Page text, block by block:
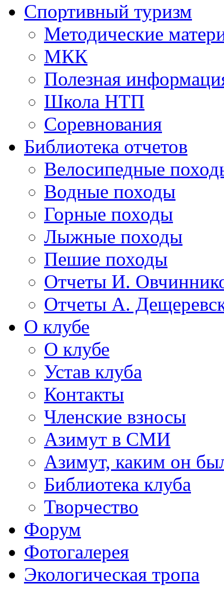
Спортивный туризм
Методические
МКК
Полезная
Школа НТП
Соревнования
Библиотека отчетов
Велосипедные
Водные походы
Горные походы
Лыжные походы
Пешие походы
Отчеты И.
Отчеты А.
О клубе
О клубе
Устав клуба
Контакты
Членские взносы
Азимут в СМИ
Азимут, каким он
Библиотека клуба
Творчество
Форум
Фотогалерея
Экологическая тропа